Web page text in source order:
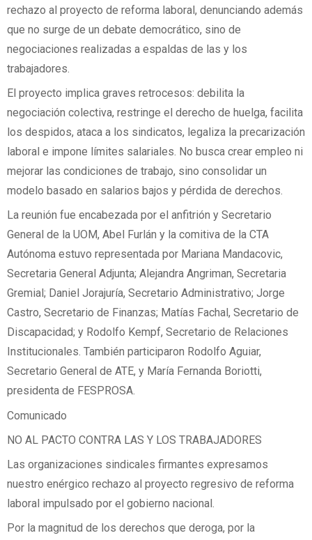
rechazo al proyecto de reforma laboral, denunciando además
que no surge de un debate democrático, sino de
negociaciones realizadas a espaldas de las y los
trabajadores.
El proyecto implica graves retrocesos: debilita la
negociación colectiva, restringe el derecho de huelga, facilita
los despidos, ataca a los sindicatos, legaliza la precarización
laboral e impone límites salariales. No busca crear empleo ni
mejorar las condiciones de trabajo, sino consolidar un
modelo basado en salarios bajos y pérdida de derechos.
La reunión fue encabezada por el anfitrión y Secretario
General de la UOM, Abel Furlán y la comitiva de la CTA
Autónoma estuvo representada por Mariana Mandacovic,
Secretaria General Adjunta; Alejandra Angriman, Secretaria
Gremial; Daniel Jorajuría, Secretario Administrativo; Jorge
Castro, Secretario de Finanzas; Matías Fachal, Secretario de
Discapacidad; y Rodolfo Kempf, Secretario de Relaciones
Institucionales. También participaron Rodolfo Aguiar,
Secretario General de ATE, y María Fernanda Boriotti,
presidenta de FESPROSA.
Comunicado
NO AL PACTO CONTRA LAS Y LOS TRABAJADORES
Las organizaciones sindicales firmantes expresamos
nuestro enérgico rechazo al proyecto regresivo de reforma
laboral impulsado por el gobierno nacional.
Por la magnitud de los derechos que deroga, por la